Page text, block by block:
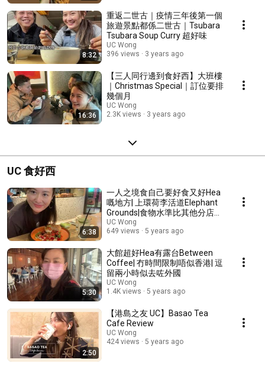
8:32
重返二世古｜疫情三年後第一個
旅遊景點都係二世古｜Tsubara
Tsubara Soup Curry 超好味
UC Wong
396 views
3 years ago
16:36
【三人同行邊到食好西】大班樓
｜Christmas Special｜訂位要排
幾個月
UC Wong
2.3K views
3 years ago
UC 食好西
6:38
一人之境食自己要好食又好Hea
嘅地方| 上環荷李活道Elephant
Grounds|食物水準比其他分店出
色| Bakery竟然好食過
Bakehouse?
UC Wong
649 views
5 years ago
5:30
大館超好Hea有露台Between
Coffee| 冇時間限制唔似香港| 逗
留兩小時似去咗外國
UC Wong
1.4K views
5 years ago
2:50
【港島之友 UC】Basao Tea
Cafe Review
UC Wong
424 views
5 years ago